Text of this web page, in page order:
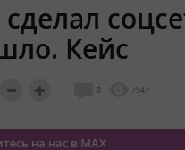
сделал
Кейс
0 7547
на нас в MAX